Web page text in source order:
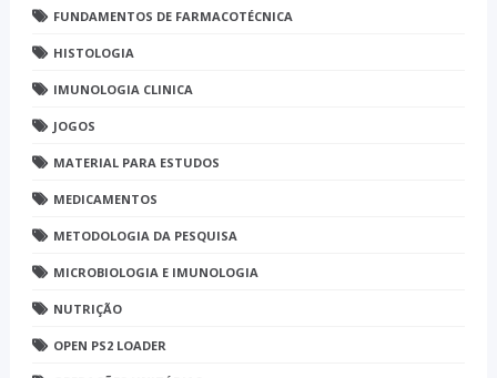
FUNDAMENTOS DE FARMACOTÉCNICA
HISTOLOGIA
IMUNOLOGIA CLINICA
JOGOS
MATERIAL PARA ESTUDOS
MEDICAMENTOS
METODOLOGIA DA PESQUISA
MICROBIOLOGIA E IMUNOLOGIA
NUTRIÇÃO
OPEN PS2 LOADER